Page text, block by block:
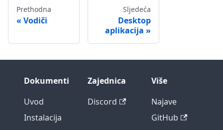
Prethodna
Vodiči
Sljedeća
Desktop
aplikacija
Dokumenti
Uvod
Instalacija
Zajednica
Discord
Više
Najave
GitHub